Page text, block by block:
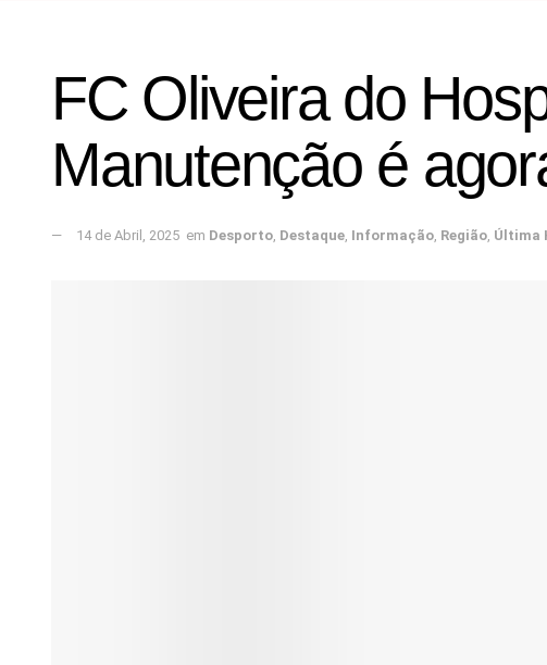
FC Oliveira do
Manutenção é
14 de Abril, 2025 em Desporto, Destaque, Informação, Região, Última